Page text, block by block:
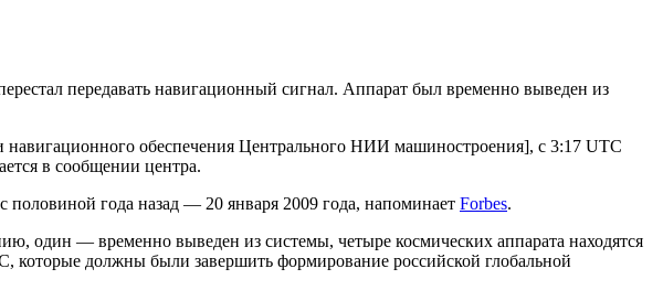
передавать навигационный сигнал. Аппарат был временно выведен из
обеспечения Центрального НИИ машиностроения], с 3:17 UTC
в сообщении центра.
половиной года назад — 20 января 2009 года, напоминает Forbes.
один — временно выведен из системы, четыре космических аппарата находятся
должны были завершить формирование российской глобальной